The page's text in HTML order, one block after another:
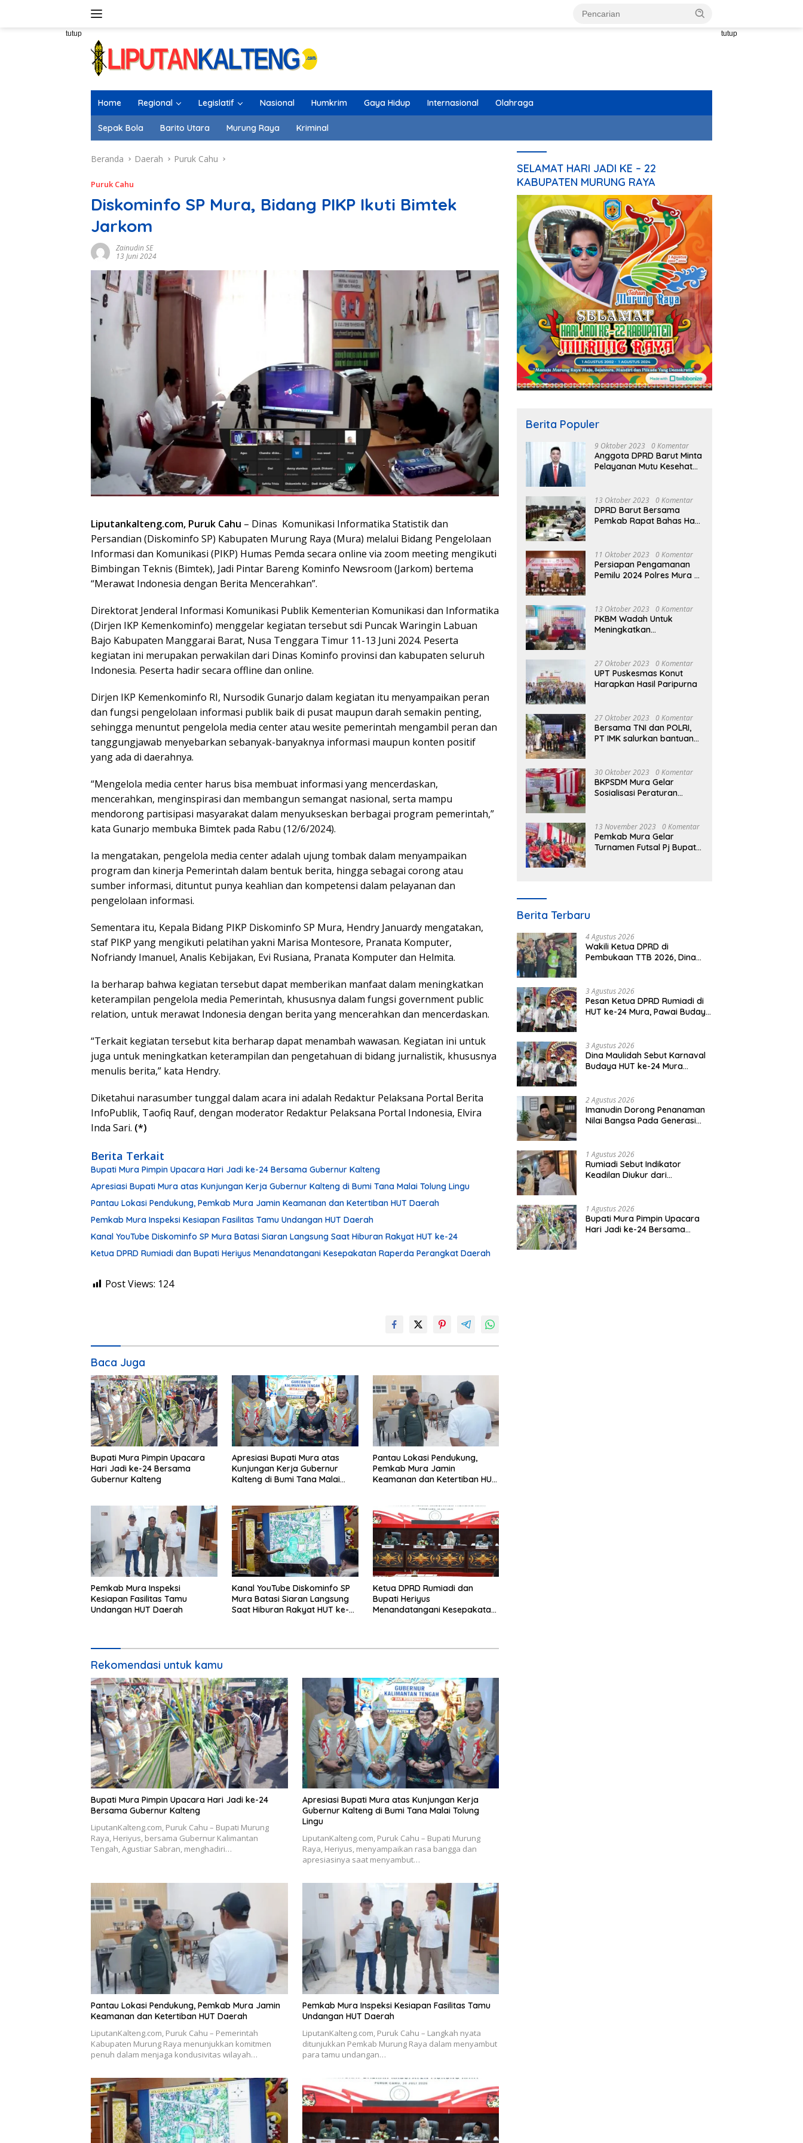
tutup tutup
Home Regional Legislatif Nasional Humkrim Gaya Hidup Internasional Olahraga
Sepak Bola Barito Utara Murung Raya Kriminal
Beranda Daerah Puruk Cahu
Puruk Cahu
Diskominfo SP Mura, Bidang PIKP Ikuti Bimtek
Jarkom
Zainudin SE
13 Juni 2024
Liputankalteng.com, Puruk Cahu – Dinas Komunikasi Informatika Statistik dan
Persandian (Diskominfo SP) Kabupaten Murung Raya (Mura) melalui Bidang Pengelolaan
Informasi dan Komunikasi (PIKP) Humas Pemda secara online via zoom meeting mengikuti
Bimbingan Teknis (Bimtek), Jadi Pintar Bareng Kominfo Newsroom (Jarkom) bertema
“Merawat Indonesia dengan Berita Mencerahkan”.
Direktorat Jenderal Informasi Komunikasi Publik Kementerian Komunikasi dan Informatika
(Dirjen IKP Kemenkominfo) menggelar kegiatan tersebut sdi Puncak Waringin Labuan
Bajo Kabupaten Manggarai Barat, Nusa Tenggara Timur 11-13 Juni 2024. Peserta
kegiatan ini merupakan perwakilan dari Dinas Kominfo provinsi dan kabupaten seluruh
Indonesia. Peserta hadir secara offline dan online.
Dirjen IKP Kemenkominfo RI, Nursodik Gunarjo dalam kegiatan itu menyampaikan peran
dan fungsi pengelolaan informasi publik baik di pusat maupun darah semakin penting,
sehingga menuntut pengelola media center atau wesite pemerintah mengambil peran dan
tanggungjawab menyebarkan sebanyak-banyaknya informasi maupun konten positif
yang ada di daerahnya.
“Mengelola media center harus bisa membuat informasi yang mencerdaskan,
mencerahkan, menginspirasi dan membangun semangat nasional, serta mampu
mendorong partisipasi masyarakat dalam menyukseskan berbagai program pemerintah,”
kata Gunarjo membuka Bimtek pada Rabu (12/6/2024).
Ia mengatakan, pengelola media center adalah ujung tombak dalam menyampaikan
program dan kinerja Pemerintah dalam bentuk berita, hingga sebagai corong atau
sumber informasi, dituntut punya keahlian dan kompetensi dalam pelayanan dan
pengelolaan informasi.
Sementara itu, Kepala Bidang PIKP Diskominfo SP Mura, Hendry Januardy mengatakan,
staf PIKP yang mengikuti pelatihan yakni Marisa Montesore, Pranata Komputer,
Nofriandy Imanuel, Analis Kebijakan, Evi Rusiana, Pranata Komputer dan Helmita.
Ia berharap bahwa kegiatan tersebut dapat memberikan manfaat dalam meningkatkan
keterampilan pengelola media Pemerintah, khususnya dalam fungsi government public
relation, untuk merawat Indonesia dengan berita yang mencerahkan dan mencerdaskan.
“Terkait kegiatan tersebut kita berharap dapat menambah wawasan. Kegiatan ini untuk
juga untuk meningkatkan keterampilan dan pengetahuan di bidang jurnalistik, khususnya
menulis berita,” kata Hendry.
Diketahui narasumber tunggal dalam acara ini adalah Redaktur Pelaksana Portal Berita
InfoPublik, Taofiq Rauf, dengan moderator Redaktur Pelaksana Portal Indonesia, Elvira
Inda Sari. (*)
Berita Terkait
Bupati Mura Pimpin Upacara Hari Jadi ke-24 Bersama Gubernur Kalteng
Apresiasi Bupati Mura atas Kunjungan Kerja Gubernur Kalteng di Bumi Tana Malai Tolung Lingu
Pantau Lokasi Pendukung, Pemkab Mura Jamin Keamanan dan Ketertiban HUT Daerah
Pemkab Mura Inspeksi Kesiapan Fasilitas Tamu Undangan HUT Daerah
Kanal YouTube Diskominfo SP Mura Batasi Siaran Langsung Saat Hiburan Rakyat HUT ke-24
Ketua DPRD Rumiadi dan Bupati Heriyus Menandatangani Kesepakatan Raperda Perangkat Daerah
Post Views: 124
Baca Juga
Bupati Mura Pimpin Upacara
Hari Jadi ke-24 Bersama
Gubernur Kalteng
Apresiasi Bupati Mura atas
Kunjungan Kerja Gubernur
Kalteng di Bumi Tana Malai
Pantau Lokasi Pendukung,
Pemkab Mura Jamin
Keamanan dan Ketertiban HUT
Pemkab Mura Inspeksi
Kesiapan Fasilitas Tamu
Undangan HUT Daerah
Kanal YouTube Diskominfo SP
Mura Batasi Siaran Langsung
Saat Hiburan Rakyat HUT ke-
Ketua DPRD Rumiadi dan
Bupati Heriyus
Menandatangani Kesepakatan
Rekomendasi untuk kamu
Bupati Mura Pimpin Upacara Hari Jadi ke-24
Bersama Gubernur Kalteng
LiputanKalteng.com, Puruk Cahu – Bupati Murung
Raya, Heriyus, bersama Gubernur Kalimantan
Tengah, Agustiar Sabran, menghadiri…
Apresiasi Bupati Mura atas Kunjungan Kerja
Gubernur Kalteng di Bumi Tana Malai Tolung
Lingu
LiputanKalteng.com, Puruk Cahu – Bupati Murung
Raya, Heriyus, menyampaikan rasa bangga dan
apresiasinya saat menyambut…
Pantau Lokasi Pendukung, Pemkab Mura Jamin
Keamanan dan Ketertiban HUT Daerah
LiputanKalteng.com, Puruk Cahu – Pemerintah
Kabupaten Murung Raya menunjukkan komitmen
penuh dalam menjaga kondusivitas wilayah…
Pemkab Mura Inspeksi Kesiapan Fasilitas Tamu
Undangan HUT Daerah
LiputanKalteng.com, Puruk Cahu – Langkah nyata
ditunjukkan Pemkab Murung Raya dalam menyambut
para tamu undangan…
SELAMAT HARI JADI KE – 22
KABUPATEN MURUNG RAYA
Berita Populer
9 Oktober 2023 0 Komentar
Anggota DPRD Barut Minta
Pelayanan Mutu Kesehatan
13 Oktober 2023 0 Komentar
DPRD Barut Bersama
Pemkab Rapat Bahas Hasil
Perubahan 2023
11 Oktober 2023 0 Komentar
Persiapan Pengamanan
Pemilu 2024 Polres Mura
13 Oktober 2023 0 Komentar
PKBM Wadah Untuk
Meningkatkan
Dalam Bidang Ekonomi
27 Oktober 2023 0 Komentar
UPT Puskesmas Konut
Harapkan Hasil Paripurna
27 Oktober 2023 0 Komentar
Bersama TNI dan POLRI,
PT IMK salurkan bantuan
30 Oktober 2023 0 Komentar
BKPSDM Mura Gelar
Sosialisasi Peraturan
13 November 2023 0 Komentar
Pemkab Mura Gelar
Turnamen Futsal Pj Bupati
Berita Terbaru
4 Agustus 2026
Wakili Ketua DPRD di
Pembukaan TTB 2026, Dina
3 Agustus 2026
Pesan Ketua DPRD Rumiadi di
HUT ke-24 Mura, Pawai Budaya
3 Agustus 2026
Dina Maulidah Sebut Karnaval
Budaya HUT ke-24 Mura
2 Agustus 2026
Imanudin Dorong Penanaman
Nilai Bangsa Pada Generasi
1 Agustus 2026
Rumiadi Sebut Indikator
Keadilan Diukur dari
1 Agustus 2026
Bupati Mura Pimpin Upacara
Hari Jadi ke-24 Bersama